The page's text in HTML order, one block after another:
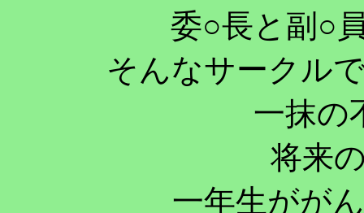
委○長と副○
そんなサークル
一抹の
将来
一年生がが